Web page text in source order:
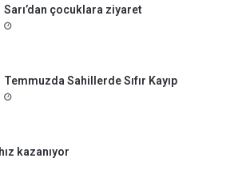
Sarı’dan çocuklara ziyaret
Temmuzda Sahillerde Sıfır Kayıp
kazanıyor